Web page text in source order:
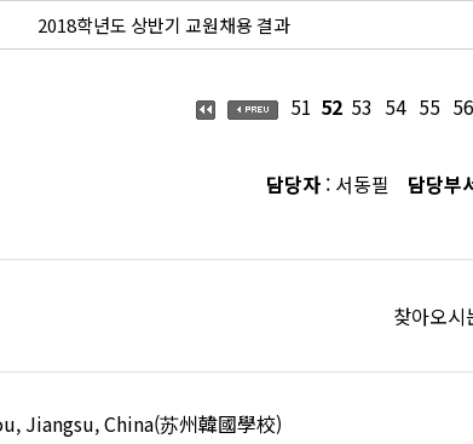
2018학년도 상반기 교원채용 결과
51 52 53 54 55 56
담당자 : 서동필 담당부
찾아오시
Jiangsu, China(苏州韓國學校)